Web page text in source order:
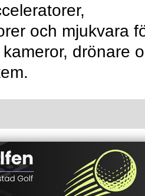
och mjukvara
drönare